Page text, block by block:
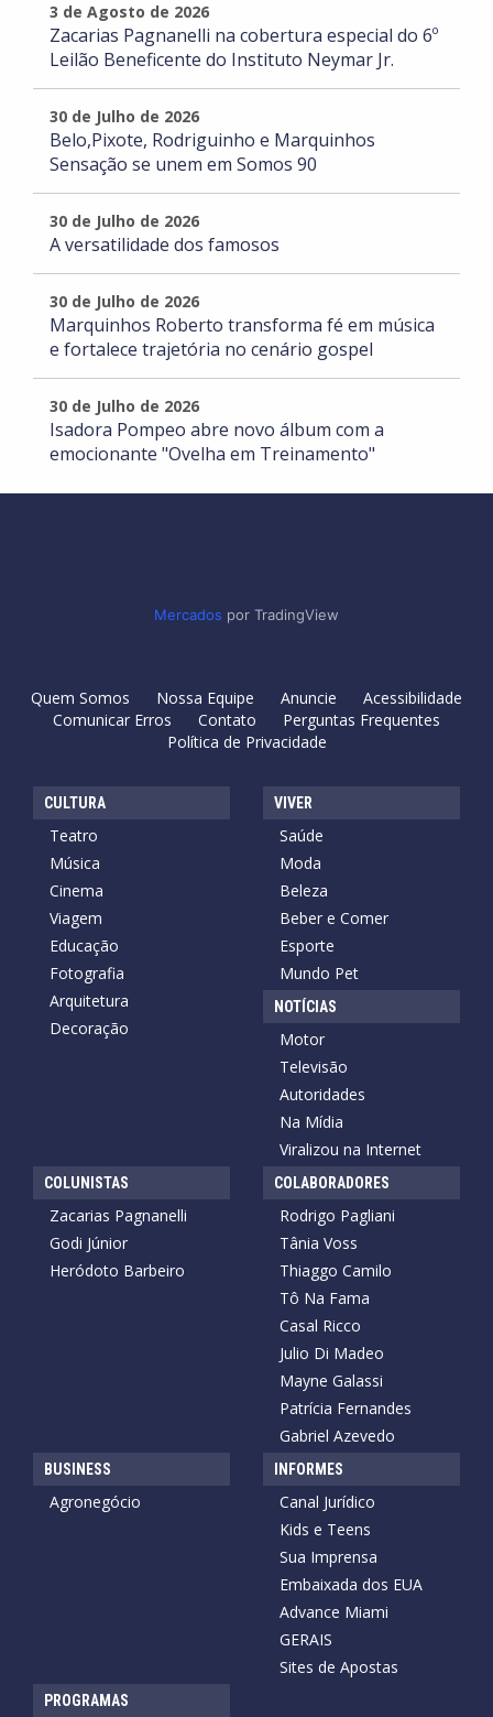
3 de Agosto de 2026
Zacarias Pagnanelli na cobertura especial do 6º
Leilão Beneficente do Instituto Neymar Jr.
30 de Julho de 2026
Belo,Pixote, Rodriguinho e Marquinhos
Sensação se unem em Somos 90
30 de Julho de 2026
A versatilidade dos famosos
30 de Julho de 2026
Marquinhos Roberto transforma fé em música
e fortalece trajetória no cenário gospel
30 de Julho de 2026
Isadora Pompeo abre novo álbum com a
emocionante "Ovelha em Treinamento"
Mercados por TradingView
Quem Somos Nossa Equipe Anuncie
Acessibilidade
Comunicar Erros
Contato
Perguntas Frequentes
Política de Privacidade
CULTURA
Teatro
Música
Cinema
Viagem
Educação
Fotografia
Arquitetura
Decoração
VIVER
Saúde
Moda
Beleza
Beber e Comer
Esporte
Mundo Pet
NOTÍCIAS
Motor
Televisão
Autoridades
Na Mídia
Viralizou na Internet
COLUNISTAS
Zacarias Pagnanelli
Godi Júnior
Heródoto Barbeiro
COLABORADORES
Rodrigo Pagliani
Tânia Voss
Thiaggo Camilo
Tô Na Fama
Casal Ricco
Julio Di Madeo
Mayne Galassi
Patrícia Fernandes
Gabriel Azevedo
BUSINESS
Agronegócio
INFORMES
Canal Jurídico
Kids e Teens
Sua Imprensa
Embaixada dos EUA
Advance Miami
GERAIS
Sites de Apostas
PROGRAMAS